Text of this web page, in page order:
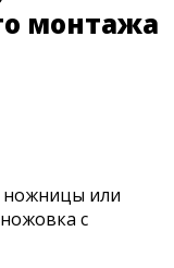
монтажа
ножницы или
с